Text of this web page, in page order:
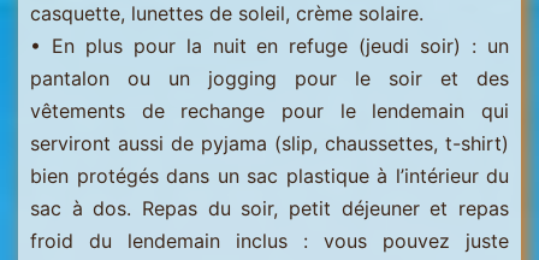
casquette, lunettes de soleil, crème solaire.
• En plus pour la nuit en refuge (jeudi soir) : un
pantalon ou un jogging pour le soir et des
vêtements de rechange pour le lendemain qui
serviront aussi de pyjama (slip, chaussettes, t-shirt)
bien protégés dans un sac plastique à l’intérieur du
sac à dos. Repas du soir, petit déjeuner et repas
froid du lendemain inclus : vous pouvez juste